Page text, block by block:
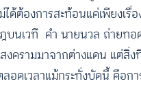
ได้ต้องการสะท้อนแค่เพียงเรื่
บนเวที คำ นายนวล ถ่ายทอ
ครามมาจากต่างแดน แต่สิ่ง
ลอดเวลาแม้กระทั่งบัดนี้ คือก